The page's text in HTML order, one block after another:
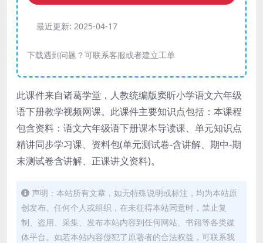
最近更新: 2025-04-17
下载遇到问题？可联系客服或者建立工单
此课件来自诸葛学堂，人教统编版窦昕小学语文六年级
语下册教学视频网课。此课件主要知识点包括：本课程
包含资料：语文六年级语下册课本导读课、单元知识点
精讲同步学习课、资料包(单元测试卷-含讲解、期中-期
末测试卷含讲解、正课讲义资料)。
声明：本站所有文章，如无特殊说明或标注，均为本站原
创发布。任何个人或组织，在未征得本站同意时，禁止复
制、盗用、采集、发布本站内容到任何网站、书籍等各类媒
体平台。如若本站内容侵犯了原著者的合法权益，可联系我